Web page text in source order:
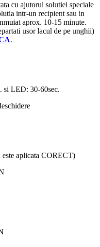
cu ajutorul solutiei speciale
intr-un recipient sau in
aprox. 10-15 minute.
usor lacul de pe unghii)
.
si LED: 30-60sec.
este aplicata CORECT)